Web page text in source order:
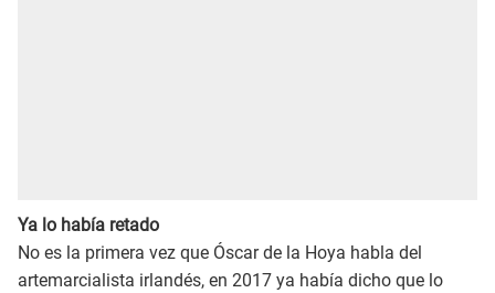
Ya lo había retado
No es la primera vez que Óscar de la Hoya habla del
artemarcialista irlandés, en 2017 ya había dicho que lo